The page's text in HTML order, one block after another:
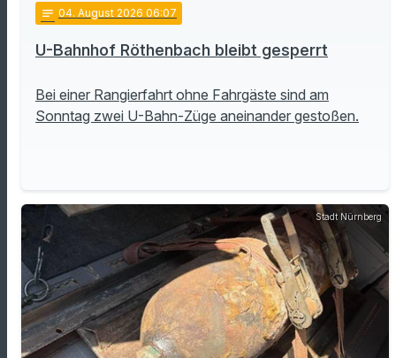
notes 04. August 2026 06:07
U-Bahnhof Röthenbach bleibt gesperrt
Bei einer Rangierfahrt ohne Fahrgäste sind am
Sonntag zwei U-Bahn-Züge aneinander gestoßen.
Stadt Nürnberg